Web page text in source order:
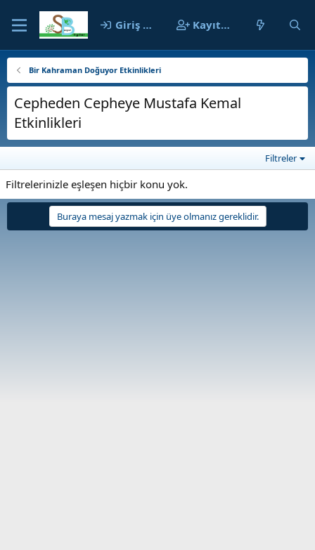
Giriş yap Kayıt ol
Bir Kahraman Doğuyor Etkinlikleri
Cepheden Cepheye Mustafa Kemal
Etkinlikleri
Filtreler
Filtrelerinizle eşleşen hiçbir konu yok.
Buraya mesaj yazmak için üye olmanız gereklidir.